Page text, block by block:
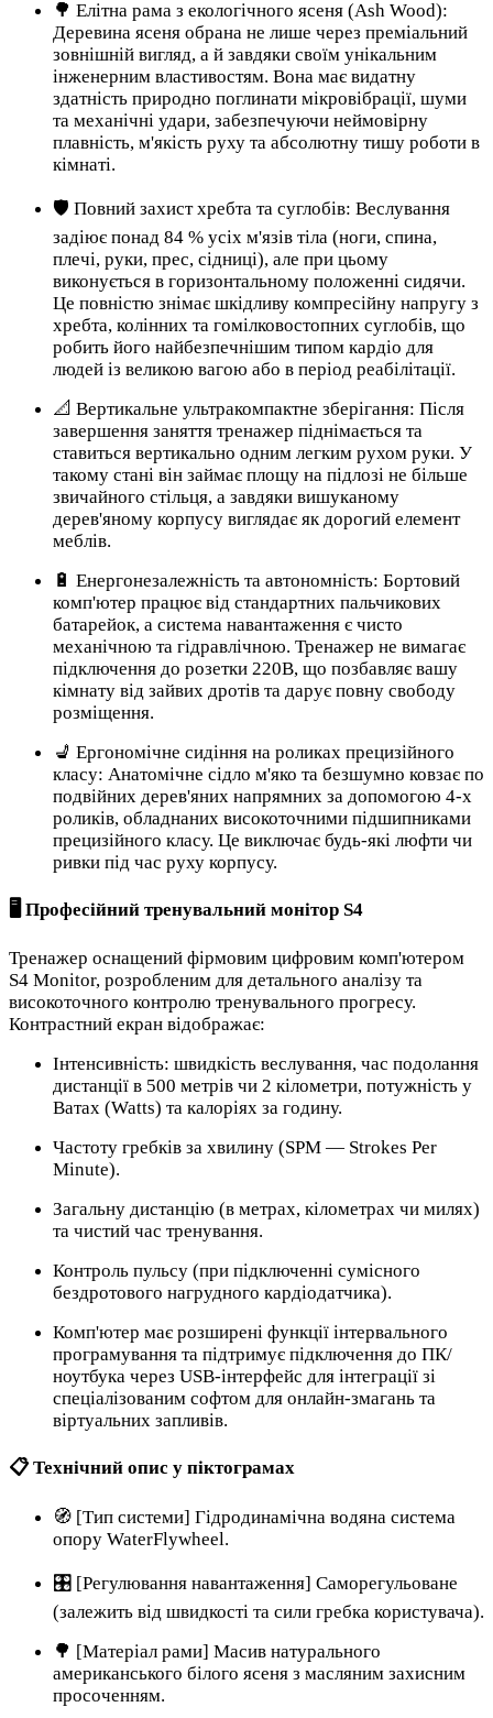
🌳 Елітна рама з екологічного ясеня (Ash Wood):
Деревина ясеня обрана не лише через преміальний
зовнішній вигляд, а й завдяки своїм унікальним
інженерним властивостям. Вона має видатну
здатність природно поглинати мікровібрації, шуми
та механічні удари, забезпечуючи неймовірну
плавність, м'якість руху та абсолютну тишу роботи в
кімнаті.
🛡️ Повний захист хребта та суглобів: Веслування
задіює понад 84 % усіх м'язів тіла (ноги, спина,
плечі, руки, прес, сідниці), але при цьому
виконується в горизонтальному положенні сидячи.
Це повністю знімає шкідливу компресійну напругу з
хребта, колінних та гомілковостопних суглобів, що
робить його найбезпечнішим типом кардіо для
людей із великою вагою або в період реабілітації.
📐 Вертикальне ультракомпактне зберігання: Після
завершення заняття тренажер піднімається та
ставиться вертикально одним легким рухом руки. У
такому стані він займає площу на підлозі не більше
звичайного стільця, а завдяки вишуканому
дерев'яному корпусу виглядає як дорогий елемент
меблів.
🔋 Енергонезалежність та автономність: Бортовий
комп'ютер працює від стандартних пальчикових
батарейок, а система навантаження є чисто
механічною та гідравлічною. Тренажер не вимагає
підключення до розетки 220В, що позбавляє вашу
кімнату від зайвих дротів та дарує повну свободу
розміщення.
💺 Ергономічне сидіння на роликах прецизійного
класу: Анатомічне сідло м'яко та безшумно ковзає по
подвійних дерев'яних напрямних за допомогою 4-х
роликів, обладнаних високоточними підшипниками
прецизійного класу. Це виключає будь-які люфти чи
ривки під час руху корпусу.
🖥️ Професійний тренувальний монітор S4
Тренажер оснащений фірмовим цифровим комп'ютером
S4 Monitor, розробленим для детального аналізу та
високоточного контролю тренувального прогресу.
Контрастний екран відображає:
Інтенсивність: швидкість веслування, час подолання
дистанції в 500 метрів чи 2 кілометри, потужність у
Ватах (Watts) та калоріях за годину.
Частоту гребків за хвилину (SPM — Strokes Per
Minute).
Загальну дистанцію (в метрах, кілометрах чи милях)
та чистий час тренування.
Контроль пульсу (при підключенні сумісного
бездротового нагрудного кардіодатчика).
Комп'ютер має розширені функції інтервального
програмування та підтримує підключення до ПК/
ноутбука через USB-інтерфейс для інтеграції зі
спеціалізованим софтом для онлайн-змагань та
віртуальних запливів.
📋 Технічний опис у піктограмах
🧭 [Тип системи] Гідродинамічна водяна система
опору WaterFlywheel.
🎛️ [Регулювання навантаження] Саморегульоване
(залежить від швидкості та сили гребка користувача).
🌳 [Матеріал рами] Масив натурального
американського білого ясеня з масляним захисним
просоченням.